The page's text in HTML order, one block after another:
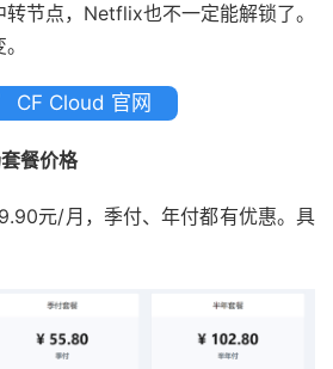
节点，Netflix也不一定能解锁了。
CF Cloud 官网
餐价格
元/月，季付、年付都有优惠。具